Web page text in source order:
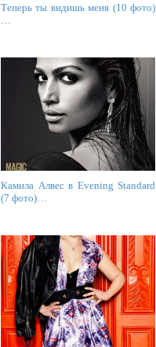
Теперь ты видишь меня (10 фото)
Камила Алвес в Evening Standard
(7 фото)…